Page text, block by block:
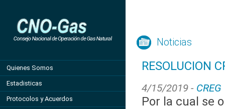
Quienes Somos
Estadisticas
Protocolos y Acuerdos
Noticias
RESOLUCION
4/15/2019 - CREG
Por la cual se